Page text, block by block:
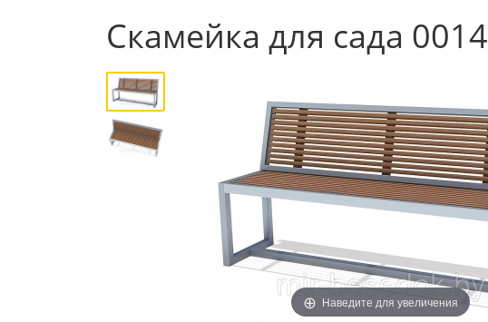
Скамейка для сада 0014
Наведите для увеличения